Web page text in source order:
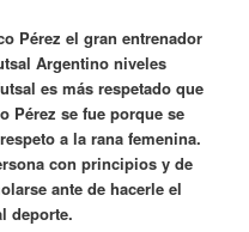
Pérez el gran entrenador
Argentino niveles
es más respetado que
Pérez se fue porque se
a la rana femenina.
con principios y de
ante de hacerle el
deporte.